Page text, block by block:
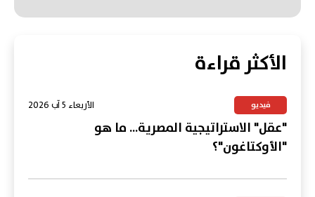
الأكثر قراءة
فيديو الأربعاء 5 آب 2026
"عقل" الاستراتيجية المصرية... ما هو
"الأوكتاغون"؟